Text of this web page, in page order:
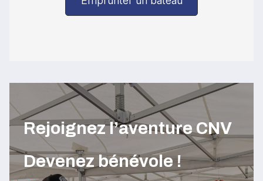
Rejoignez l’aventure CNV
Devenez bénévole !